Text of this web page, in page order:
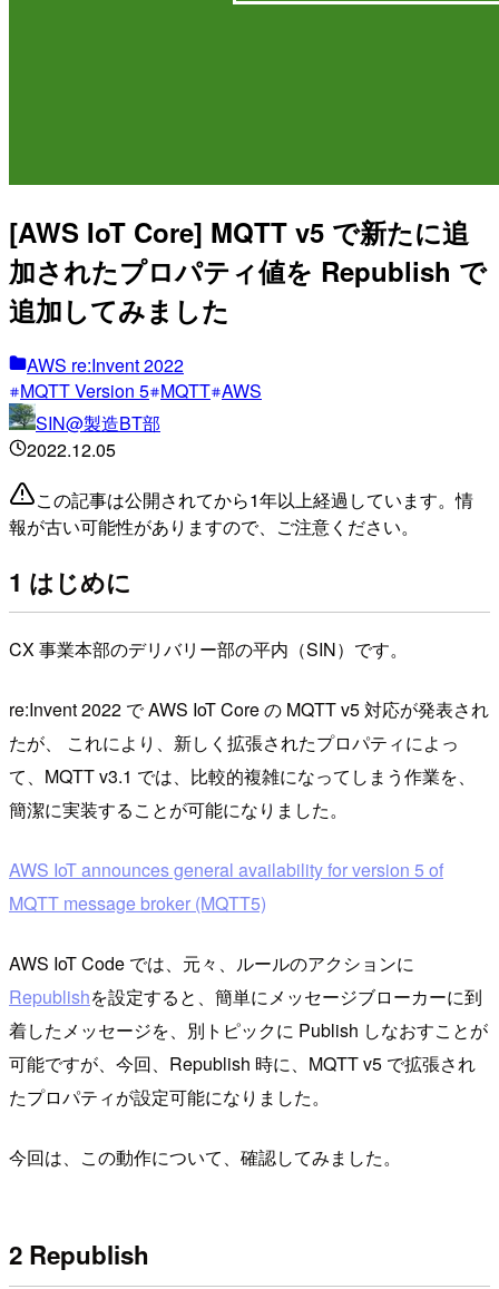
[AWS IoT Core] MQTT v5 で新たに追
加されたプロパティ値を Republish で
追加してみました
AWS re:Invent 2022
MQTT Version 5 MQTT AWS
SIN@製造BT部
2022.12.05
この記事は公開されてから1年以上経過しています。情
報が古い可能性がありますので、ご注意ください。
1 はじめに
CX 事業本部のデリバリー部の平内（SIN）です。
re:Invent 2022 で AWS IoT Core の MQTT v5 対応が発表され
たが、 これにより、新しく拡張されたプロパティによっ
て、MQTT v3.1 では、比較的複雑になってしまう作業を、
簡潔に実装することが可能になりました。
AWS IoT announces general availability for version 5 of
MQTT message broker (MQTT5)
AWS IoT Code では、元々、ルールのアクションに
Republishを設定すると、簡単にメッセージブローカーに到
着したメッセージを、別トピックに Publish しなおすことが
可能ですが、今回、Republish 時に、MQTT v5 で拡張され
たプロパティが設定可能になりました。
今回は、この動作について、確認してみました。
2 Republish